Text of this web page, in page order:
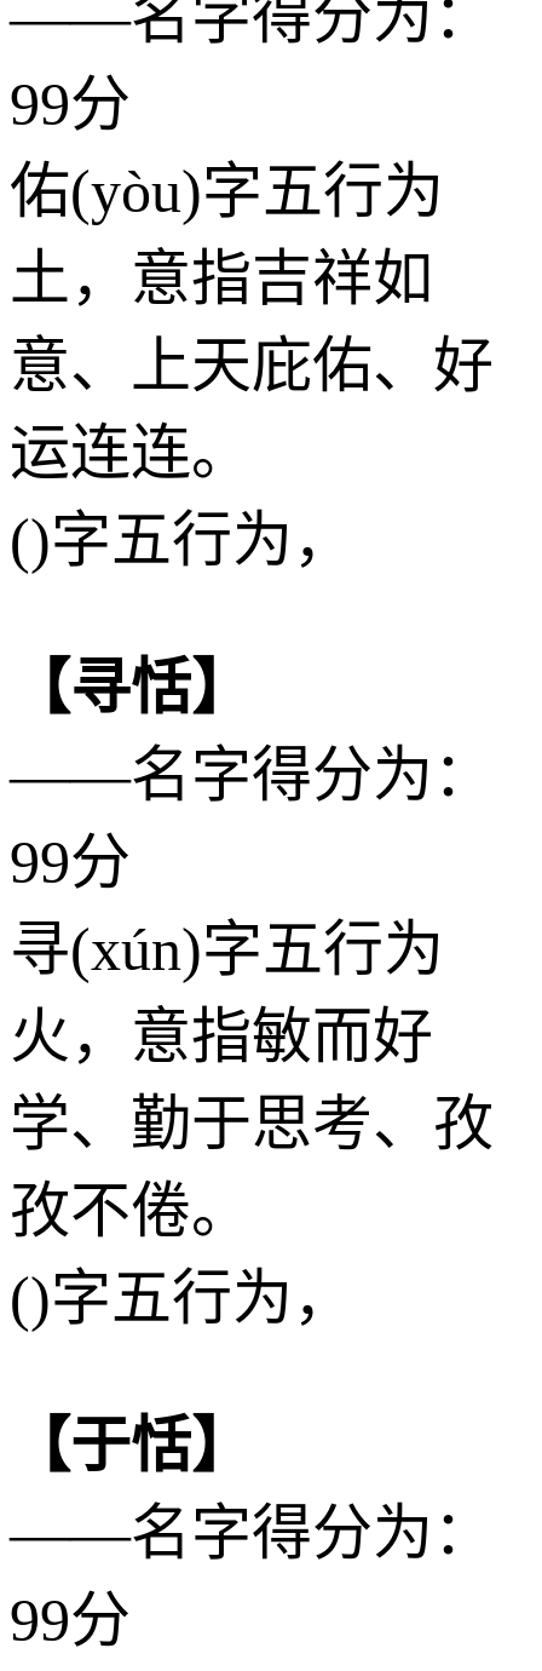
——名字得分为：
99分
佑(yòu)字五行为
土，意指吉祥如
意、上天庇佑、好
运连连。
()字五行为，
【寻恬】
——名字得分为：
99分
寻(xún)字五行为
火 ，意指敏而好
学、勤于思考、孜
孜不倦。
()字五行为，
【于恬】
——名字得分为：
99分